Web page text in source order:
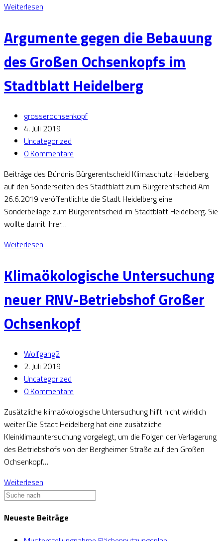
Weiterlesen
Argumente gegen die Bebauung
des Großen Ochsenkopfs im
Stadtblatt Heidelberg
grosserochsenkopf
4. Juli 2019
Uncategorized
0 Kommentare
Beiträge des Bündnis Bürgerentscheid Klimaschutz Heidelberg
auf den Sonderseiten des Stadtblatt zum Bürgerentscheid Am
26.6.2019 veröffentlichte die Stadt Heidelberg eine
Sonderbeilage zum Bürgerentscheid im Stadtblatt Heidelberg. Sie
wollte damit ihrer…
Weiterlesen
Klimaökologische Untersuchung
neuer RNV-Betriebshof Großer
Ochsenkopf
Wolfgang2
2. Juli 2019
Uncategorized
0 Kommentare
Zusätzliche klimaökologische Untersuchung hilft nicht wirklich
weiter Die Stadt Heidelberg hat eine zusätzliche
Kleinklimauntersuchung vorgelegt, um die Folgen der Verlagerung
des Betriebshofs von der Bergheimer Straße auf den Großen
Ochsenkopf…
Weiterlesen
Neueste Beiträge